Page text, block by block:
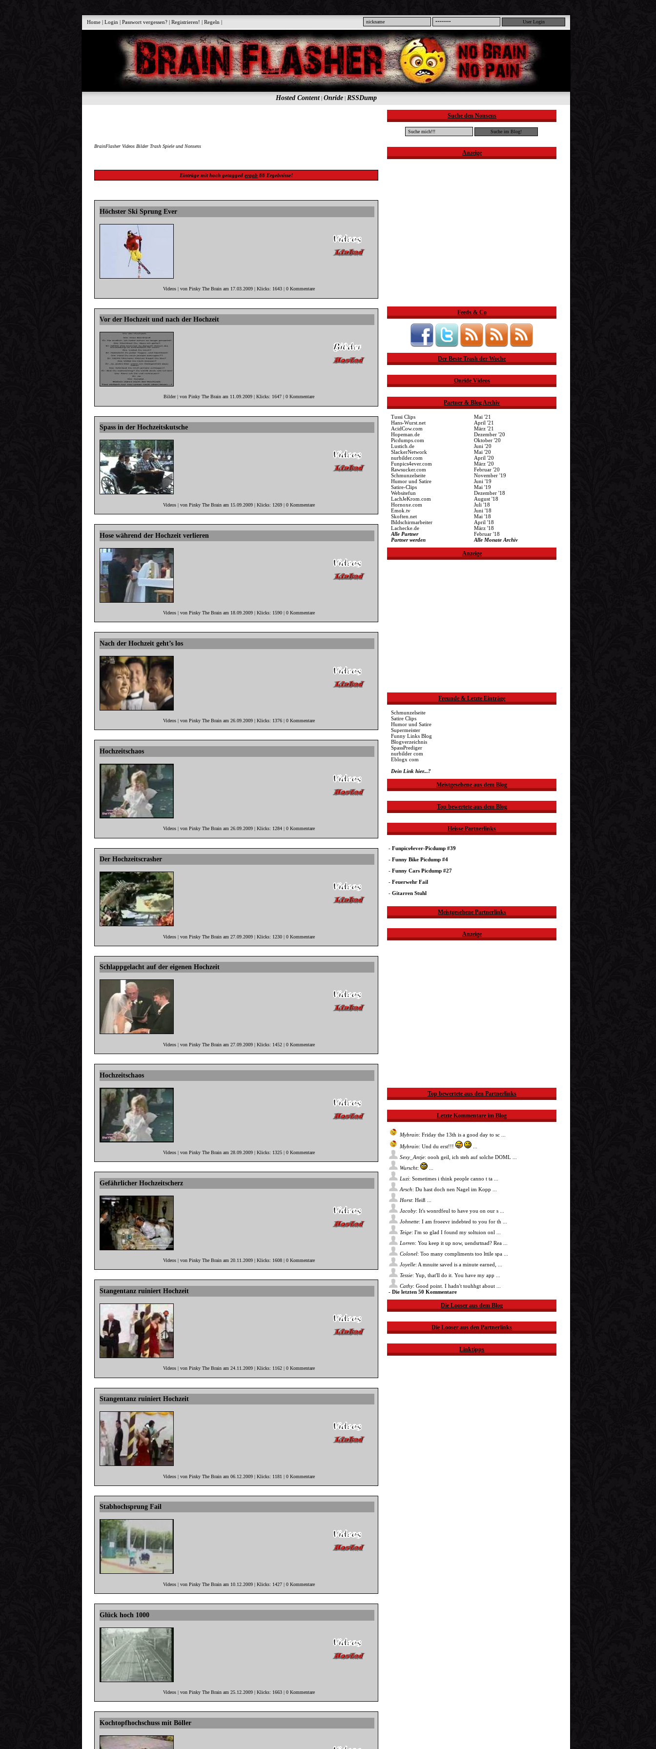
Home |Login |Passwort vergessen? |Registrieren! |Regeln |
Hosted Content| Onride| RSSDump
BrainFlasher Videos Bilder Trash Spiele und Nonsens
Einträge mithoch getaggedergab 88 Ergebnisse!
Höchster Ski Sprung Ever
Videos | von Pinky The Brain am 17.03.2009 | Klicks: 1643 | 0 Kommentare
Vor der Hochzeit und nach der Hochzeit
Bilder | von Pinky The Brain am 11.09.2009 | Klicks: 1647 | 0 Kommentare
Spass in der Hochzeitskutsche
Videos | von Pinky The Brain am 15.09.2009 | Klicks: 1269 | 0 Kommentare
Hose während der Hochzeit verlieren
Videos | von Pinky The Brain am 18.09.2009 | Klicks: 1590 | 0 Kommentare
Nach der Hochzeit geht’s los
Videos | von Pinky The Brain am 26.09.2009 | Klicks: 1376 | 0 Kommentare
Hochzeitschaos
Videos | von Pinky The Brain am 26.09.2009 | Klicks: 1284 | 0 Kommentare
Der Hochzeitscrasher
Videos | von Pinky The Brain am 27.09.2009 | Klicks: 1230 | 0 Kommentare
Schlappgelacht auf der eigenen Hochzeit
Videos | von Pinky The Brain am 27.09.2009 | Klicks: 1452 | 0 Kommentare
Hochzeitschaos
Videos | von Pinky The Brain am 28.09.2009 | Klicks: 1325 | 0 Kommentare
Gefährlicher Hochzeitscherz
Videos | von Pinky The Brain am 20.11.2009 | Klicks: 1608 | 0 Kommentare
Stangentanz ruiniert Hochzeit
Videos | von Pinky The Brain am 24.11.2009 | Klicks: 1162 | 0 Kommentare
Stangentanz ruiniert Hochzeit
Videos | von Pinky The Brain am 06.12.2009 | Klicks: 1181 | 0 Kommentare
Stabhochsprung Fail
Videos | von Pinky The Brain am 10.12.2009 | Klicks: 1427 | 0 Kommentare
Glück hoch 1000
Videos | von Pinky The Brain am 25.12.2009 | Klicks: 1663 | 0 Kommentare
Kochtopfhochschuss mit Böller
Suche den Nonsens
Anzeige
Feeds & Co
Der Beste Trash der Woche
Onride Videos
Partner & Blog Archiv
Tussi Clips
Hans-Wurst.net
AcidCow.com
Hopeman.de
Picdumps.com
Lustich.de
SlackerNetwork
nurbilder.com
Funpics4ever.com
Rawsucker.com
Schmunzelseite
Humor und Satire
Satire-Clips
Websitefun
LachJeKrom.com
Hornoxe.com
Emok.tv
Skoften.net
Bildschirmarbeiter
Lachecke.de
Alle Partner
Partner werden
Mai '21
April '21
März '21
Dezember '20
Oktober '20
Juni '20
Mai '20
April '20
März '20
Februar '20
November '19
Juni '19
Mai '19
Dezember '18
August '18
Juli '18
Juni '18
Mai '18
April '18
März '18
Februar '18
Alle Monate Archiv
Anzeige
Freunde & Letzte Einträge
Schmunzelseite
Satire Clips
Humor und Satire
Supermeister
Funny Links Blog
Blogverzeichnis
SpassPrediger
nurbilder com
Eblogx com
Dein Link hier...?
Meistgesehene aus dem Blog
Top bewertete aus dem Blog
Heisse Partnerlinks
-Funpics4ever-Picdump #39
-Funny Bike Picdump #4
-Funny Cars Picdump #27
-Feuerwehr Fail
-Gitarren Stuhl
Meistgesehene Partnerlinks
Anzeige
Top bewertete aus den Partnerlinks
Letzte Kommentare im Blog
Mybrain: Friday the 13th is a good day to sc ...
Mybrain: Und du erst!!!
Sexy_Antje: oooh geil, ich steh auf solche DOML ...
Wurscht:
Luzi: Sometimes i think people canno t ta ...
Arsch: Du hast doch nen Nagel im Kopp ...
Horst: Heiß ...
Jacoby: It's wonrdfeul to have you on our s ...
Johnette: I am froeevr indebted to you for th ...
Teige: I'm so glad I found my soltuion onl ...
Lorren: You keep it up now, uendsrtnad? Rea ...
Colonel: Too many compliments too lttile spa ...
Joyelle: A mnuite saved is a minute earned, ...
Tessie: Yup, that'll do it. You have my app ...
Cathy: Good point. I hadn't touhhgt about ...
- Die letzten 50 Kommentare
Die Looser aus dem Blog
Die Looser aus den Partnerlinks
Linktipps